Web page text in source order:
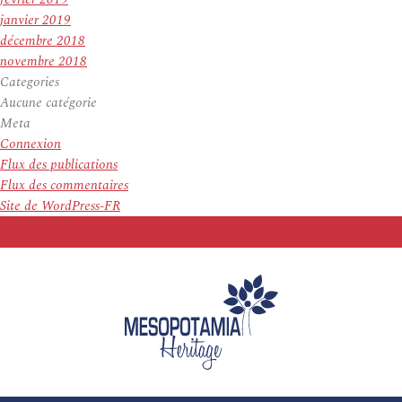
janvier 2019
décembre 2018
novembre 2018
Categories
Aucune catégorie
Meta
Connexion
Flux des publications
Flux des commentaires
Site de WordPress-FR